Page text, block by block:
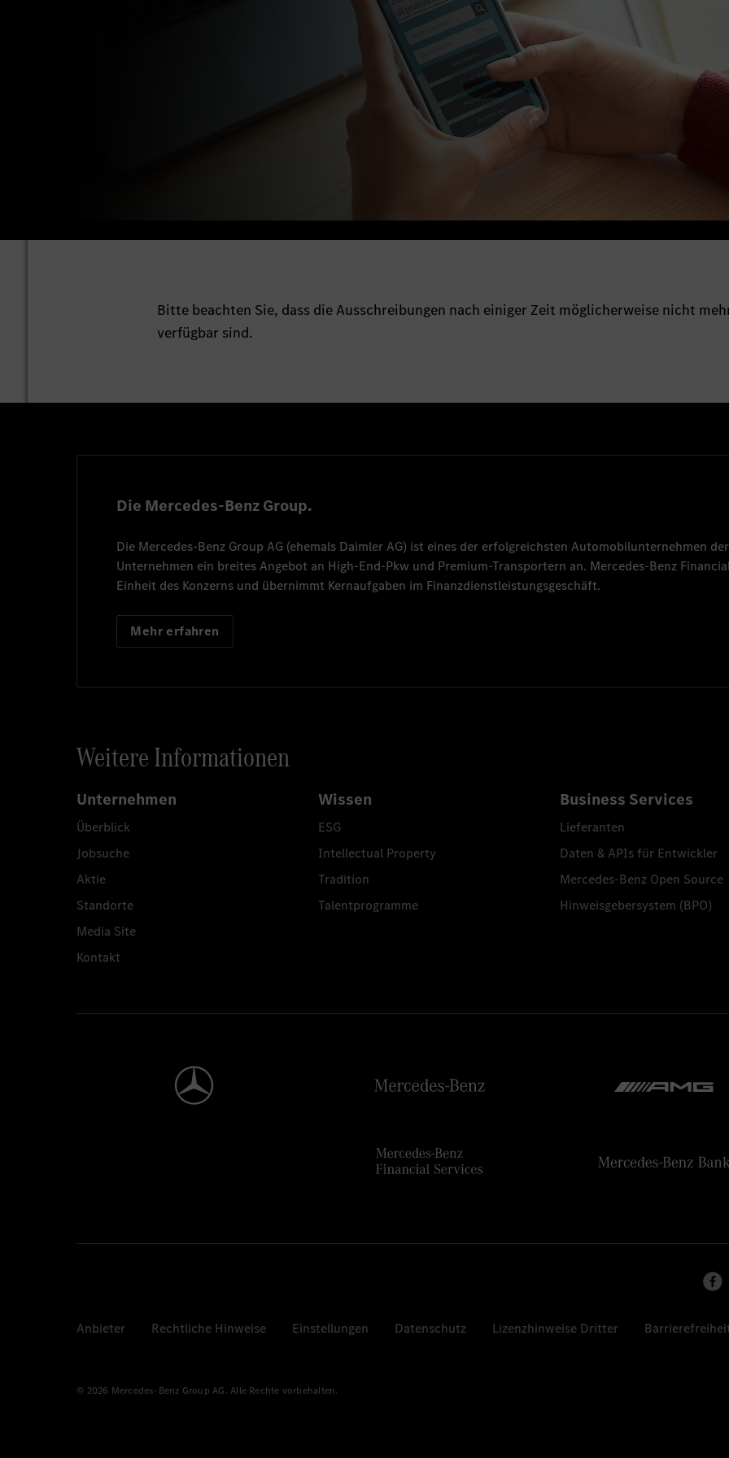
Bitte beachten Sie, dass die Ausschreibungen nach einiger Zeit möglicherweise nicht
verfügbar sind.
Die Mercedes-Benz Group.
Die Mercedes-Benz Group AG (ehemals Daimler AG) ist eines der erfolgreichsten Automobilunternehmen
Unternehmen ein breites Angebot an High-End-Pkw und Premium-Transportern an. Mercedes-Benz
Einheit des Konzerns und übernimmt Kernaufgaben im Finanzdienstleistungsgeschäft.
Mehr erfahren
Weitere Informationen
Unternehmen
Überblick
Jobsuche
Aktie
Standorte
Media Site
Kontakt
Wissen
ESG
Intellectual Property
Tradition
Talentprogramme
Business Services
Lieferanten
Daten & APIs für Entwickler
Mercedes-Benz Open Source
Hinweisgebersystem (BPO)
Anbieter Rechtliche Hinweise Einstellungen Datenschutz Lizenzhinweise Dritter
© 2026 Mercedes-Benz Group AG. Alle Rechte vorbehalten.